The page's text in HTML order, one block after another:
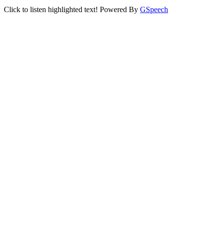
Click to listen highlighted text! Powered By GSpeech